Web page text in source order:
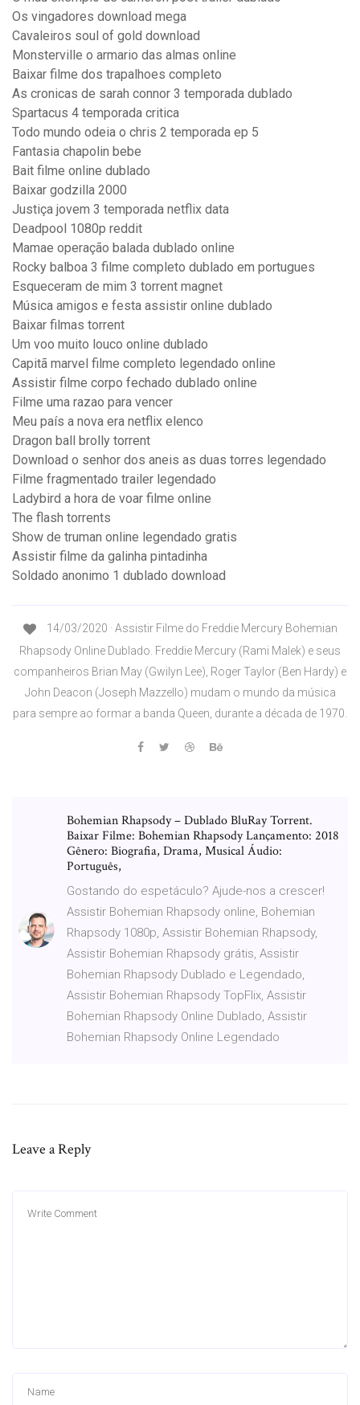
Os vingadores download mega
Cavaleiros soul of gold download
Monsterville o armario das almas online
Baixar filme dos trapalhoes completo
As cronicas de sarah connor 3 temporada dublado
Spartacus 4 temporada critica
Todo mundo odeia o chris 2 temporada ep 5
Fantasia chapolin bebe
Bait filme online dublado
Baixar godzilla 2000
Justiça jovem 3 temporada netflix data
Deadpool 1080p reddit
Mamae operação balada dublado online
Rocky balboa 3 filme completo dublado em portugues
Esqueceram de mim 3 torrent magnet
Música amigos e festa assistir online dublado
Baixar filmas torrent
Um voo muito louco online dublado
Capitã marvel filme completo legendado online
Assistir filme corpo fechado dublado online
Filme uma razao para vencer
Meu país a nova era netflix elenco
Dragon ball brolly torrent
Download o senhor dos aneis as duas torres legendado
Filme fragmentado trailer legendado
Ladybird a hora de voar filme online
The flash torrents
Show de truman online legendado gratis
Assistir filme da galinha pintadinha
Soldado anonimo 1 dublado download
14/03/2020 · Assistir Filme do Freddie Mercury Bohemian
Rhapsody Online Dublado. Freddie Mercury (Rami Malek) e seus
companheiros Brian May (Gwilyn Lee), Roger Taylor (Ben Hardy) e
John Deacon (Joseph Mazzello) mudam o mundo da música
para sempre ao formar a banda Queen, durante a década de 1970.
Bohemian Rhapsody – Dublado BluRay Torrent.
Baixar Filme: Bohemian Rhapsody Lançamento: 2018
Gênero: Biografia, Drama, Musical Áudio:
Português,
Gostando do espetáculo? Ajude-nos a crescer!
Assistir Bohemian Rhapsody online, Bohemian
Rhapsody 1080p, Assistir Bohemian Rhapsody,
Assistir Bohemian Rhapsody grátis, Assistir
Bohemian Rhapsody Dublado e Legendado,
Assistir Bohemian Rhapsody TopFlix, Assistir
Bohemian Rhapsody Online Dublado, Assistir
Bohemian Rhapsody Online Legendado
Leave a Reply